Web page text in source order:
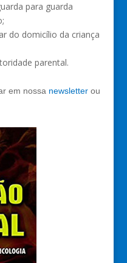
para guarda
do domicílio da criança
parental.
em nossa newsletterou